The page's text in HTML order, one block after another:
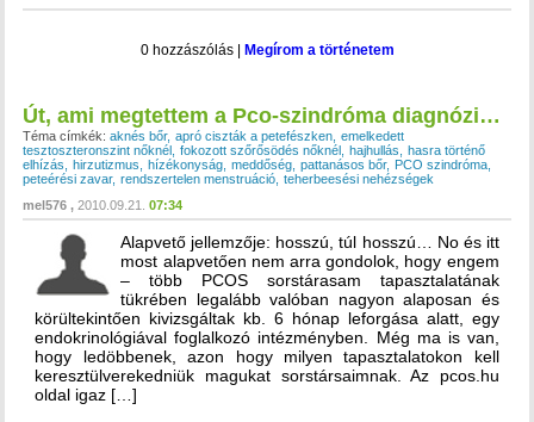
0 hozzászólás| Megírom a történetem
Út, ami megtettem a Pco-szindróma diagnózisáig
Téma címkék: aknés bőr apró ciszták a petefészken
emelkedett
tesztoszteronszint nőknél
fokozott szőrősödés nőknél hajhullás
hasra történő
elhízás
hirzutizmus hízékonyság meddőség pattanásos bőr
PCO szindróma
peteérési zavar rendszertelen menstruáció
teherbeesési nehézségek
mel576
2010.09.21. 07:34
Alapvető jellemzője: hosszú, túl hosszú… No és itt
most alapvetően nem arra gondolok, hogy engem
– több PCOS sorstárasam tapasztalatának
tükrében legalább valóban nagyon alaposan és
körültekintően kivizsgáltak kb. 6 hónap leforgása alatt, egy
endokrinológiával foglalkozó intézményben. Még ma is van,
hogy ledöbbenek, azon hogy milyen tapasztalatokon kell
keresztülverekedniük magukat sorstársaimnak. Az pcos.hu
oldal igaz […]